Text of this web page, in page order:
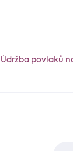
Údržba povlaků